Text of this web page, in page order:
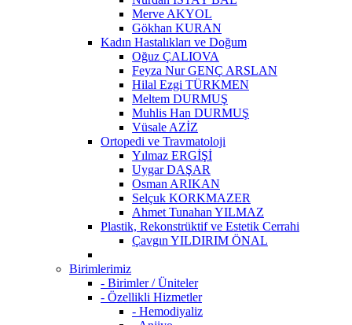
Merve AKYOL
Gökhan KURAN
Kadın Hastalıkları ve Doğum
Oğuz ÇALIOVA
Feyza Nur GENÇ ARSLAN
Hilal Ezgi TÜRKMEN
Meltem DURMUŞ
Muhlis Han DURMUŞ
Vüsale AZİZ
Ortopedi ve Travmatoloji
Yılmaz ERGİŞİ
Uygar DAŞAR
Osman ARIKAN
Selçuk KORKMAZER
Ahmet Tunahan YILMAZ
Plastik, Rekonstrüktif ve Estetik Cerrahi
Çavgın YILDIRIM ÖNAL
Birimlerimiz
- Birimler / Üniteler
- Özellikli Hizmetler
- Hemodiyaliz